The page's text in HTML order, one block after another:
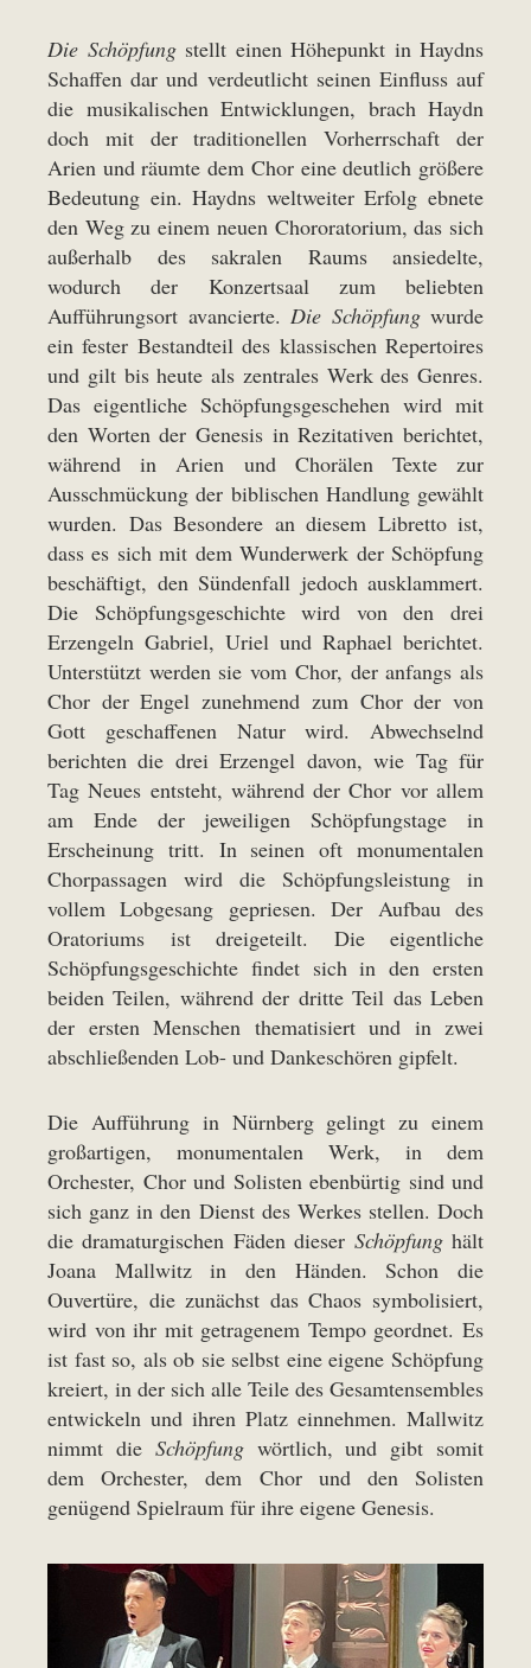
Die Schöpfungstellt einen Höhepunkt in Haydns
Schaffen dar und verdeutlicht seinen Einfluss auf
die musikalischen Entwicklungen, brach Haydn
doch mit der traditionellen Vorherrschaft der
Arien und räumte dem Chor eine deutlich größere
Bedeutung ein. Haydns weltweiter Erfolg ebnete
den Weg zu einem neuen Chororatorium, das sich
außerhalb des sakralen Raums ansiedelte,
wodurch der Konzertsaal zum beliebten
Aufführungsort avancierte. Die Schöpfungwurde
ein fester Bestandteil des klassischen Repertoires
und gilt bis heute als zentrales Werk des Genres.
Das eigentliche Schöpfungsgeschehen wird mit
den Worten der Genesis in Rezitativen berichtet,
während in Arien und Chorälen Texte zur
Ausschmückung der biblischen Handlung gewählt
wurden. Das Besondere an diesem Libretto ist,
dass es sich mit dem Wunderwerk der Schöpfung
beschäftigt, den Sündenfall jedoch ausklammert.
Die Schöpfungsgeschichte wird von den drei
Erzengeln Gabriel, Uriel und Raphael berichtet.
Unterstützt werden sie vom Chor, der anfangs als
Chor der Engel zunehmend zum Chor der von
Gott geschaffenen Natur wird. Abwechselnd
berichten die drei Erzengel davon, wie Tag für
Tag Neues entsteht, während der Chor vor allem
am Ende der jeweiligen Schöpfungstage in
Erscheinung tritt. In seinen oft monumentalen
Chorpassagen wird die Schöpfungsleistung in
vollem Lobgesang gepriesen. Der Aufbau des
Oratoriums ist dreigeteilt. Die eigentliche
Schöpfungsgeschichte findet sich in den ersten
beiden Teilen, während der dritte Teil das Leben
der ersten Menschen thematisiert und in zwei
abschließenden Lob- und Dankeschören gipfelt.
Die Aufführung in Nürnberg gelingt zu einem
großartigen, monumentalen Werk, in dem
Orchester, Chor und Solisten ebenbürtig sind und
sich ganz in den Dienst des Werkes stellen. Doch
die dramaturgischen Fäden dieser Schöpfunghält
Joana Mallwitz in den Händen. Schon die
Ouvertüre, die zunächst das Chaos symbolisiert,
wird von ihr mit getragenem Tempo geordnet. Es
ist fast so, als ob sie selbst eine eigene Schöpfung
kreiert, in der sich alle Teile des Gesamtensembles
entwickeln und ihren Platz einnehmen. Mallwitz
nimmt die Schöpfungwörtlich, und gibt somit
dem Orchester, dem Chor und den Solisten
genügend Spielraum für ihre eigene Genesis.